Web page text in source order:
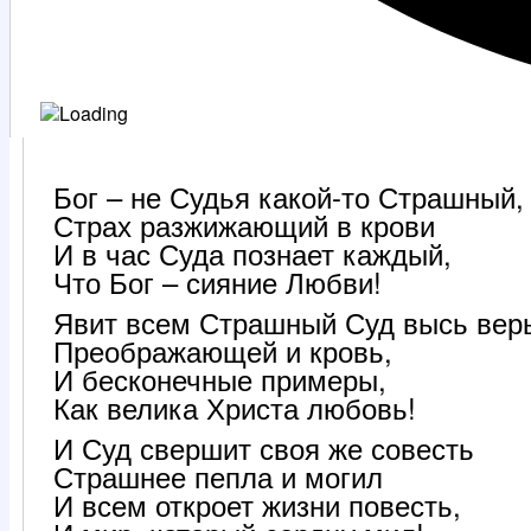
Бог – не Судья какой-то Страшный,
Страх разжижающий в крови
И в час Суда познает каждый,
Что Бог – сияние Любви!
Явит всем Страшный Суд высь
Преображающей и кровь,
И бесконечные примеры,
Как велика Христа любовь!
И Суд свершит своя же совесть
Страшнее пепла и могил
И всем откроет жизни повесть,